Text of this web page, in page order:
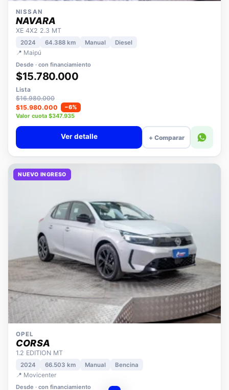
NISSAN
NAVARA
XE 4X2 2.3 MT
2024
📍 Maipú
Desde · con financiamiento
$15.780.000
Lista
$16.980.000
$15.980.000
−6%
Valor cuota $347.935
+ Comparar
OPEL
CORSA
1.2 EDITION MT
2024 66.503 km
📍 Movicenter